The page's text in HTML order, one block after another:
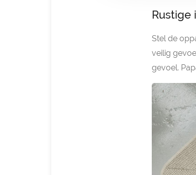
Rustige
Stel de
veilig
gevoel.